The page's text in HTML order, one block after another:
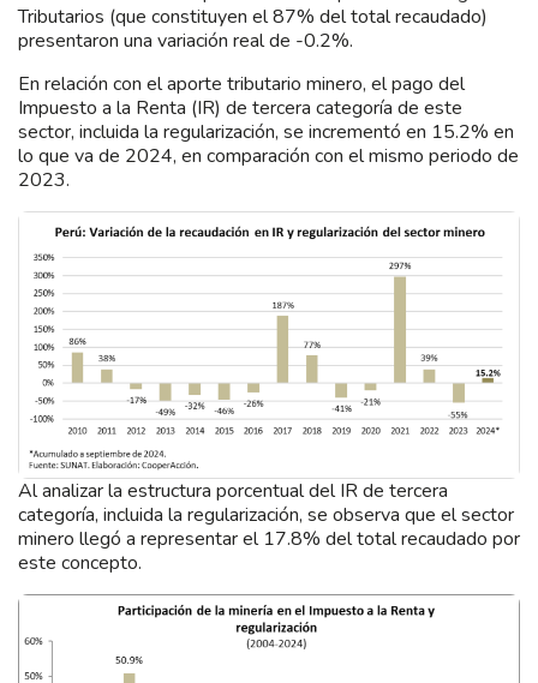
Tributarios (que constituyen el 87% del total recaudado)
presentaron una variación real de -0.2%.
En relación con el aporte tributario minero, el pago del
Impuesto a la Renta (IR) de tercera categoría de este
sector, incluida la regularización, se incrementó en 15.2% en
lo que va de 2024, en comparación con el mismo periodo de
2023.
Al analizar la estructura porcentual del IR de tercera
categoría, incluida la regularización, se observa que el sector
minero llegó a representar el 17.8% del total recaudado por
este concepto.